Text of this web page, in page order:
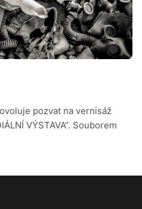
pozvat na vernisáž
VÝSTAVA“. Souborem